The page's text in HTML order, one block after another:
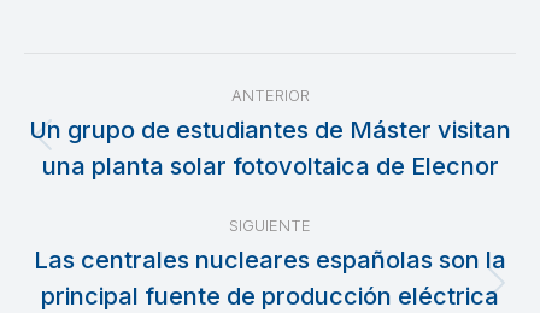
Navegación
entre
publicaciones
ANTERIOR
anterior:
Un grupo de estudiantes de Máster visitan
una planta solar fotovoltaica de Elecnor
SIGUIENTE
Publicación
Las centrales nucleares españolas son la
principal fuente de producción eléctrica